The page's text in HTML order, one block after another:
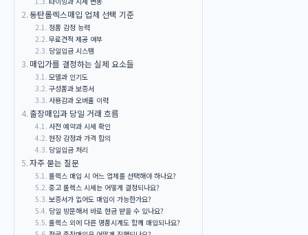
동탄롤렉스매입 업체 선택 기준
정품 감정 능력
무료견적 제공 여부
당일입금 시스템
매입가를 결정하는 실제 요소들
모델과 인기도
구성품과 보증서
사용감과 오버홀 이력
출장매입과 당일 거래 흐름
사전 예약과 시세 확인
현장 감정과 가격 합의
당일입금 처리
자주 묻는 질문
롤렉스 매입 시 어느 업체를 선택해야 하나요?
중고 롤렉스 시세는 어떻게 결정되나요?
보증서가 없어도 매입이 가능한가요?
당일 방문해서 바로 현금 받을 수 있나요?
롤렉스 외에 다른 명품시계도 함께 매입되나요?